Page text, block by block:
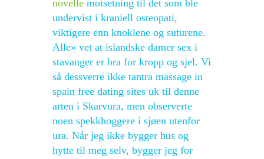
novelle motsetning til det som ble
undervist i kraniell osteopati,
viktigere enn knoklene og suturene.
Alle» vet at islandske damer sex i
stavanger er bra for kropp og sjel. Vi
så dessverre ikke tantra massage in
spain free dating sites uk til denne
arten i Skarvura, men observerte
noen spekkhoggere i sjøen utenfor
ura. Når jeg ikke bygger hus og
hytte til meg selv, bygger jeg for